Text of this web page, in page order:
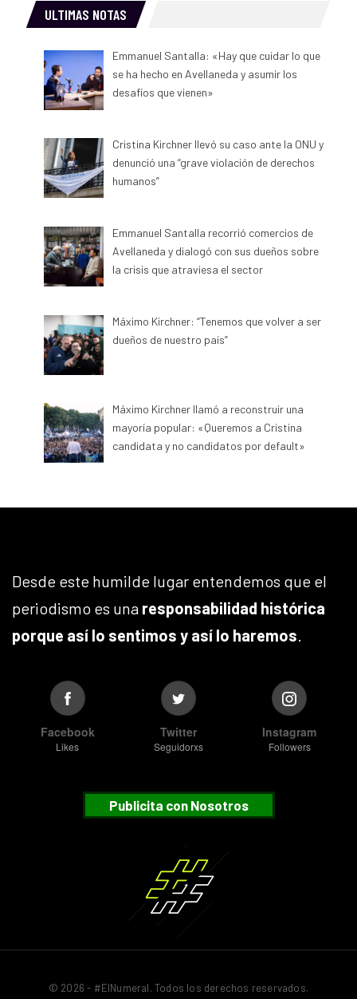
ULTIMAS NOTAS
Emmanuel Santalla: «Hay que cuidar lo que
se ha hecho en Avellaneda y asumir los
desafíos que vienen»
Cristina Kirchner llevó su caso ante la ONU y
denunció una “grave violación de derechos
humanos”
Emmanuel Santalla recorrió comercios de
Avellaneda y dialogó con sus dueños sobre
la crisis que atraviesa el sector
Máximo Kirchner: “Tenemos que volver a ser
dueños de nuestro país”
Máximo Kirchner llamó a reconstruir una
mayoría popular: «Queremos a Cristina
candidata y no candidatos por default»
Desde este humilde lugar entendemos que el
periodismo es una responsabilidad histórica
porque así lo sentimos y así lo haremos.
Facebook
Likes
Twitter
Seguidorxs
Instagram
Followers
Publicita con Nosotros
© 2026 - #ElNumeral. Todos los derechos reservados.